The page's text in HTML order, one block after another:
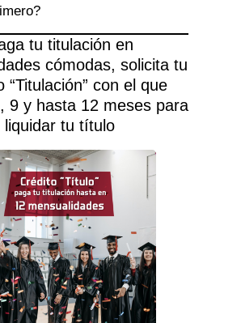
tu titulación en
cómodas, solicita tu
“Titulación” con el que
9 y hasta 12 meses para
liquidar tu título